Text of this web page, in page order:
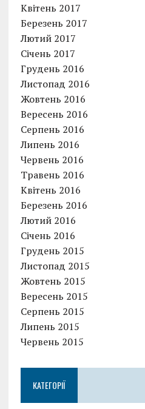
Квітень 2017
Березень 2017
Лютий 2017
Січень 2017
Грудень 2016
Листопад 2016
Жовтень 2016
Вересень 2016
Серпень 2016
Липень 2016
Червень 2016
Травень 2016
Квітень 2016
Березень 2016
Лютий 2016
Січень 2016
Грудень 2015
Листопад 2015
Жовтень 2015
Вересень 2015
Серпень 2015
Липень 2015
Червень 2015
КАТЕГОРІЇ